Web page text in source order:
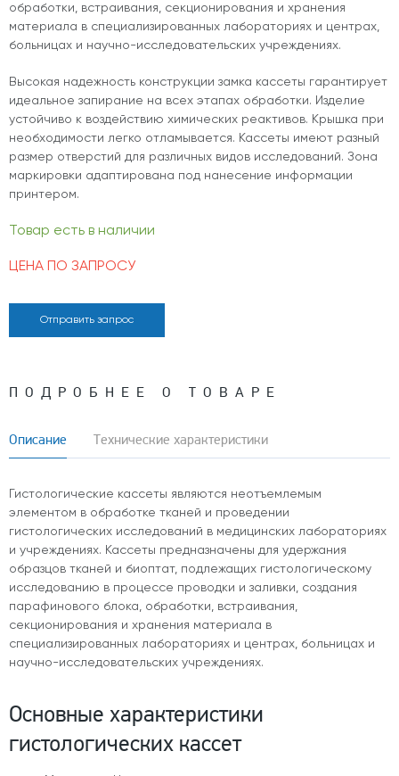
обработки, встраивания, секционирования и хранения
материала в специализированных лабораториях и центрах,
больницах и научно-исследовательских учреждениях.
Высокая надежность конструкции замка кассеты гарантирует
идеальное запирание на всех этапах обработки. Изделие
устойчиво к воздействию химических реактивов. Крышка при
необходимости легко отламывается. Кассеты имеют разный
размер отверстий для различных видов исследований. Зона
маркировки адаптирована под нанесение информации
принтером.
Товар есть в наличии
ЦЕНА ПО ЗАПРОСУ
Отправить запрос
ПОДРОБНЕЕ О ТОВАРЕ
Описание Технические характеристики
Гистологические кассеты являются неотъемлемым
элементом в обработке тканей и проведении
гистологических исследований в медицинских лабораториях
и учреждениях. Кассеты предназначены для удержания
образцов тканей и биоптат, подлежащих гистологическому
исследованию в процессе проводки и заливки, создания
парафинового блока, обработки, встраивания,
секционирования и хранения материала в
специализированных лабораториях и центрах, больницах и
научно-исследовательских учреждениях.
Основные характеристики
гистологических кассет